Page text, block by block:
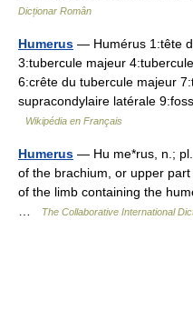
Dicționar Român
Humerus — Humérus 1:tête
3:tubercule majeur
6:crête du tubercule majeur
supracondylaire latérale
Wikipédia en Français
Humerus — Hu me*rus, n.;
of the brachium, or upper
of the limb containing the
…
The Collaborative International